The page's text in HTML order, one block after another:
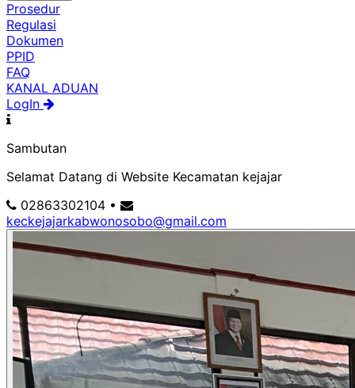
Prosedur
Regulasi
Dokumen
PPID
FAQ
KANAL ADUAN
LogIn
Sambutan
Selamat Datang di Website Kecamatan kejajar
02863302104 •
keckejajarkabwonosobo@gmail.com